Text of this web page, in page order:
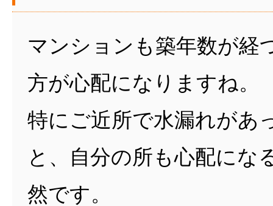
マンションも築年数が経
方が心配になりますね。
特にご近所で水漏れがあ
と、自分の所も心配にな
然です。